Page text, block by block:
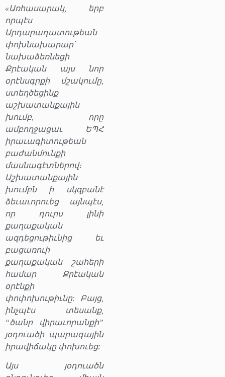
«Առհասարակ, երբ
որպէս
Արդարադատութեան
փոխնախարար՝
նախաձեռնեցի
Քրէական այս նոր
օրէնսգրքի մշակումը,
ստեղծեցինք
աշխատանքային
խումբ, որը
ամբողջացաւ ԵՊՀ
իրաւագիտութեան
բաժանմունքի
մասնագէտներով։
Աշխատանքային
խումբն ի սկզբանէ
ձեւաւորուեց այնպէս,
որ դուրս լինի
քաղաքական
ազդեցութիւնից եւ
բացառուի
քաղաքական շահերի
համար Քրէական
օրէնքի
փոփոխութիւնը: Բայց,
ինչպէս տեսանք,
“ծանր վիրաւորանքի”
յօդուածի պարագային
իրավիճակը փոխուեց:
Այս յօդուածն